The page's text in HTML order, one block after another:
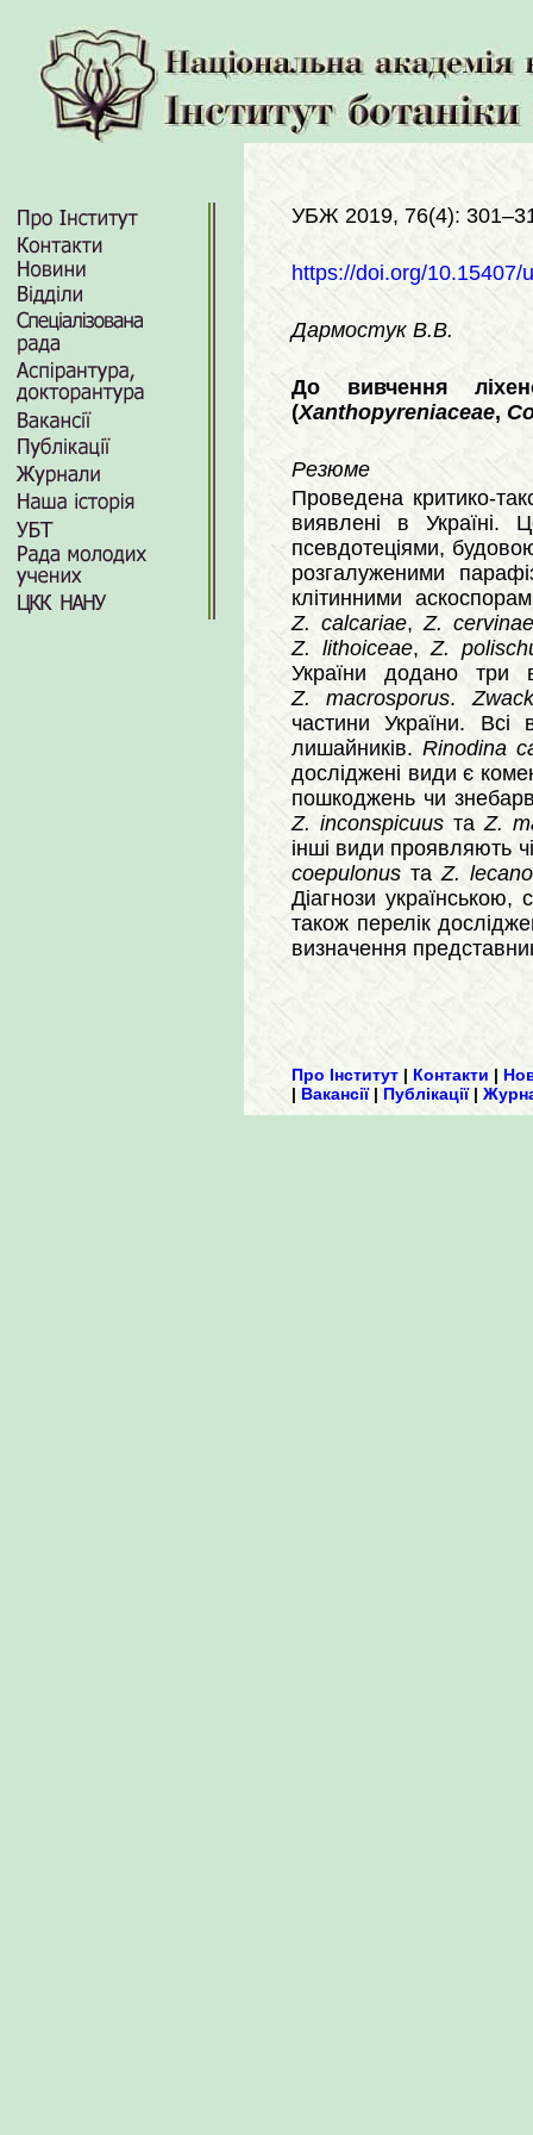
УБЖ 2019, 76(4):
https://doi.org/10.15407/
Дармостук В.В.
До вивчення
(Xanthopyreniaceae,
Резюме
Проведена критико-
виявлені в Україні.
псевдотеціями,
розгалуженими
клітинними
Z. calcariae,Z.
Z. lithoiceae,Z.
України додано
Z. macrosporus.
частини України.
лишайників.Rinodina
досліджені види є
пошкоджень чи
Z. inconspicuusтаZ.
інші види проявляють
coepulonusтаZ.
Діагнози українською,
також перелік
визначення
Про Інститут | Контакти |
| Вакансії|Публікації|